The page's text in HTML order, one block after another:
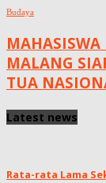
Budaya
MALANG
TUA
Latest news
Rata-rata Lama